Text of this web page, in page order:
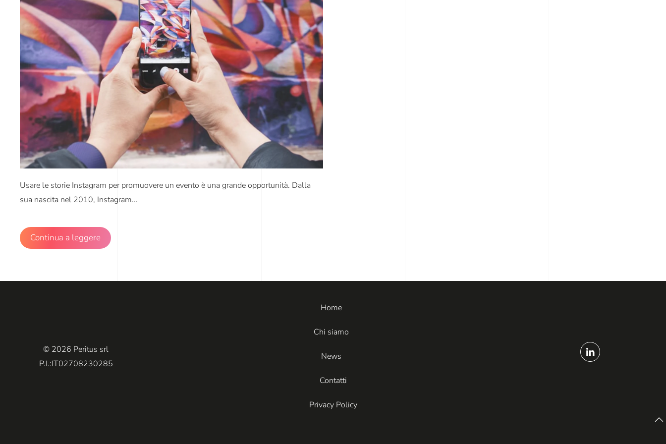
Usare le storie Instagram per promuovere un evento è una grande opportunità. Dalla
sua nascita nel 2010, Instagram...
Continua a leggere
© 2026 Peritus srl
P.I.:IT02708230285
Home
Chi siamo
News
Contatti
Privacy Policy